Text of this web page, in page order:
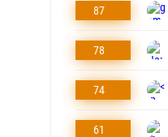
87
78
74
61